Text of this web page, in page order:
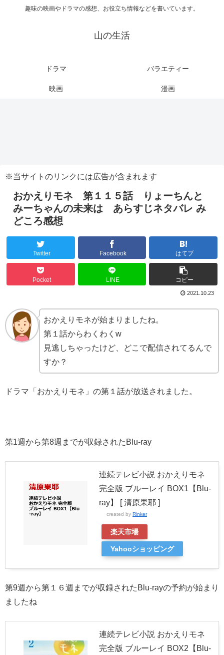
趣味の映画やドラマの感想、お役立ち情報などを書いています。
山の生活
ドラマ バラエティー
映画 漫画
※当サイトのリンクには広告が含まれます
おかえりモネ 第１１５話 りょーちんと
みーちゃんの未来は あらすじネタバレ み
どころ感想
Twitter Facebook はてブ
Pocket LINE コピー
2021.10.23
おかえりモネが始まりましたね。
第１話からわくわくw
見逃しちゃったけど、どこで配信されてるんで
すか？
ドラマ「おかえりモネ」の第１話が放送されました。
第1週から第8週までが収録されたBlu-ray
連続テレビ小説 おかえりモネ
完全版 ブルーレイ BOX1【Blu-
ray】 [ 清原果耶 ]
created by Rinker
楽天市場
Yahooショッピング
第9週から第１６週までが収録されたBlu-rayの予約が始まり
ましたね
連続テレビ小説 おかえりモネ
完全版 ブルーレイ BOX2【Blu-